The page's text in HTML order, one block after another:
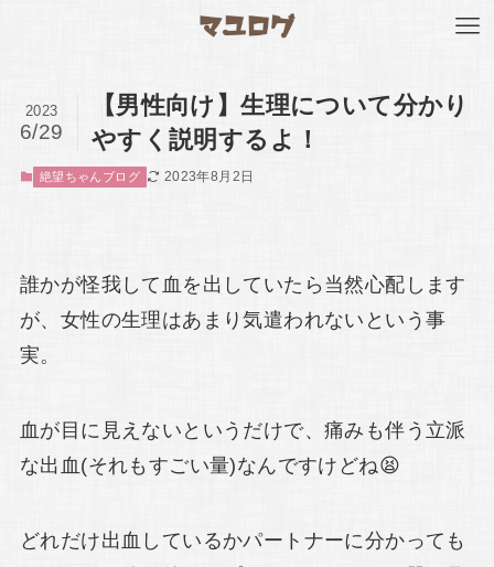
【男性向け】生理について分かり
やすく説明するよ！
2023
6/29
絶望ちゃんブログ 2023年8月2日
誰かが怪我して血を出していたら当然心配します
が、女性の生理はあまり気遣われないという事
実。
血が目に見えないというだけで、痛みも伴う立派
な出血(それもすごい量)なんですけどね😫
どれだけ出血しているかパートナーに分かっても